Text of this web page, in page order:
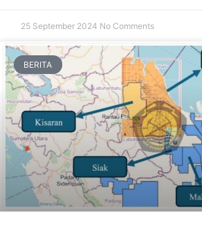
25 September 2024 No Comments
BERITA